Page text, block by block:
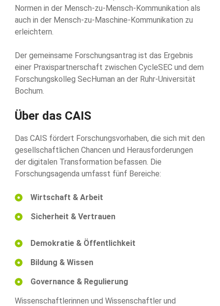
Normen in der Mensch-zu-Mensch-Kommunikation als
auch in der Mensch-zu-Maschine-Kommunikation zu
erleichtern.
Der gemeinsame Forschungsantrag ist das Ergebnis
einer Praxispartnerschaft zwischen CycleSEC und dem
Forschungskolleg SecHuman an der Ruhr-Universität
Bochum.
Über das CAIS
Das CAIS fördert Forschungsvorhaben, die sich mit den
gesellschaftlichen Chancen und Herausforderungen
der digitalen Transformation befassen. Die
Forschungsagenda umfasst fünf Bereiche:
Wirtschaft & Arbeit
Sicherheit & Vertrauen
Demokratie & Öffentlichkeit
Bildung & Wissen
Governance & Regulierung
Wissenschaftlerinnen und Wissenschaftler und